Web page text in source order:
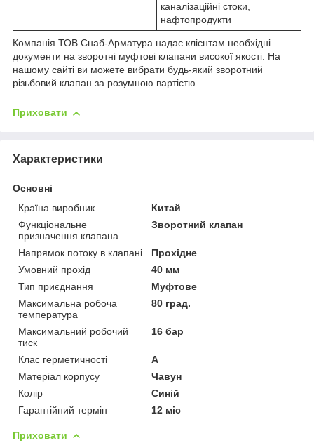
каналізаційні стоки,
нафтопродукти
Компанія ТОВ Снаб-Арматура надає клієнтам необхідні
документи на зворотні муфтові клапани високої якості. На
нашому сайті ви можете вибрати будь-який зворотний
різьбовий клапан за розумною вартістю.
Приховати
Характеристики
Основні
Країна виробник
Китай
Функціональне
призначення клапана
Зворотний клапан
Напрямок потоку в клапані
Прохідне
Умовний прохід
40 мм
Тип приєднання
Муфтове
Максимальна робоча
температура
80 град.
Максимальний робочий
тиск
16 бар
Клас герметичності
А
Матеріал корпусу
Чавун
Колір
Синій
Гарантійний термін
12 міс
Приховати